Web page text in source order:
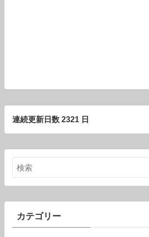
連続更新日数 2321 日
カテゴリー